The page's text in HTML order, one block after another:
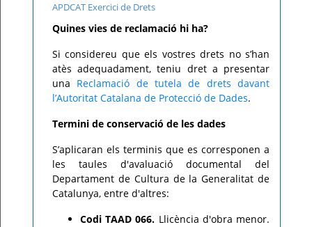
APDCAT Exercici de Drets
Quines vies de reclamació hi ha?
Si considereu que els vostres drets no s’han
atès adequadament, teniu dret a presentar
una Reclamació de tutela de drets davant
l’Autoritat Catalana de Protecció de Dades.
Termini de conservació de les dades
S’aplicaran els terminis que es corresponen a
les taules d'avaluació documental del
Departament de Cultura de la Generalitat de
Catalunya, entre d'altres:
Codi TAAD 066. Llicència d'obra menor.